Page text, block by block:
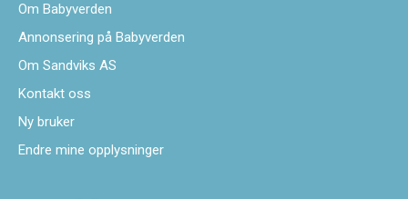
Om Babyverden
Annonsering på Babyverden
Om Sandviks AS
Kontakt oss
Ny bruker
Endre mine opplysninger